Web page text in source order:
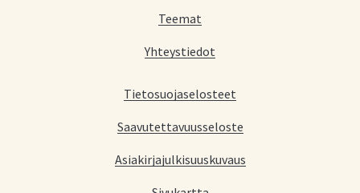
Teemat
Yhteystiedot
Tietosuojaselosteet
Saavutettavuusseloste
Asiakirjajulkisuuskuvaus